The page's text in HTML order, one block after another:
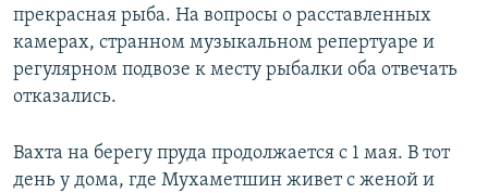
прекрасная рыба. На вопросы о расставленных
камерах, странном музыкальном репертуаре и
регулярном подвозе к месту рыбалки оба отвечать
отказались.
Вахта на берегу пруда продолжается с 1 мая. В тот
день у дома, где Мухаметшин живет с женой и